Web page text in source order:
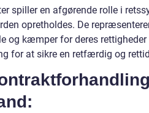
spiller en afgørende rolle i
opretholdes. De
og kæmper for deres
for at sikre en retfærdig og